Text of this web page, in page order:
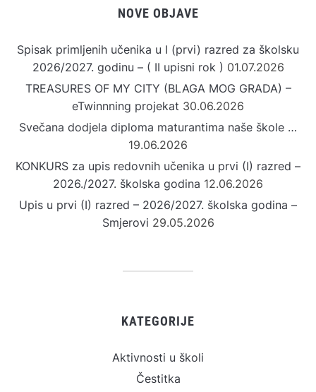
NOVE OBJAVE
Spisak primljenih učenika u I (prvi) razred za školsku
2026/2027. godinu – ( II upisni rok ) 01.07.2026
TREASURES OF MY CITY (BLAGA MOG GRADA) –
eTwinnning projekat 30.06.2026
Svečana dodjela diploma maturantima naše škole …
19.06.2026
KONKURS za upis redovnih učenika u prvi (I) razred –
2026./2027. školska godina 12.06.2026
Upis u prvi (I) razred – 2026/2027. školska godina –
Smjerovi 29.05.2026
KATEGORIJE
Aktivnosti u školi
Čestitka